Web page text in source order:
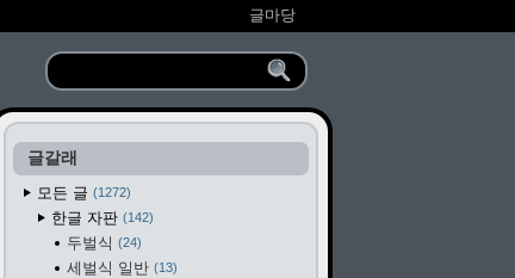
글마당
글갈래
모든 글
1272
한글 자판 142
두벌식 24
세벌식 일반 13